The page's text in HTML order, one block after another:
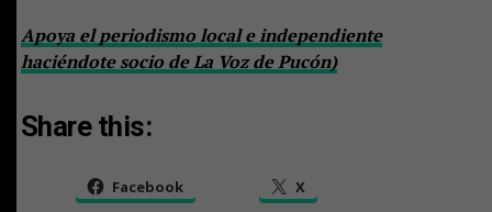
Apoya el periodismo local e independiente
haciéndote socio de La Voz de Pucón)
Share this:
Facebook X